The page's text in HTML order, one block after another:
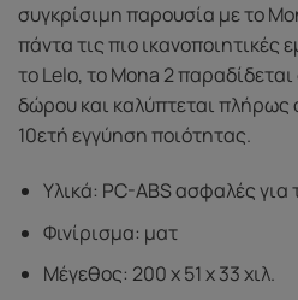
συγκρίσιμη παρουσία με το
πάντα τις πιο
το Lelo, το Mona 2
δώρου και καλύπτεται πλήρως
10ετή εγγύηση ποιότητας.
Υλικά: PC-ABS ασφαλές για
Φινίρισμα: ματ
Μέγεθος: 200 x 51 x 33 χιλ.